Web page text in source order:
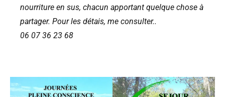
nourriture en sus, chacun apportant quelque chose à
partager. Pour les détais, me consulter..
06 07 36 23 68